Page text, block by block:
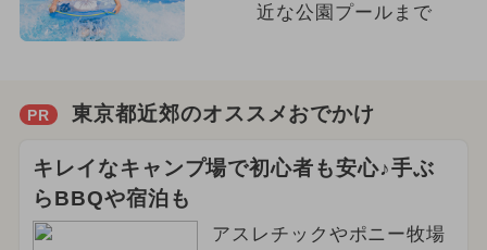
近な公園プールまで
PR 東京都近郊のオススメおでかけ
キレイなキャンプ場で初心者も安心♪手ぶ
らBBQや宿泊も
アスレチックやポニー牧場